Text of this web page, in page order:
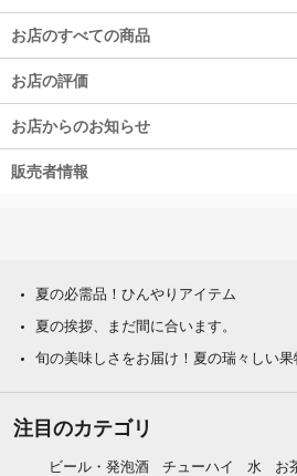
お店のすべての商品
お店の評価
お店からのお知らせ
販売者情報
夏の必需品！ひんやりアイテム
夏の挨拶、まだ間に合います。
旬の美味しさをお届け！夏の瑞々しい果
注目のカテゴリ
ビール・発泡酒 チューハイ 水 お